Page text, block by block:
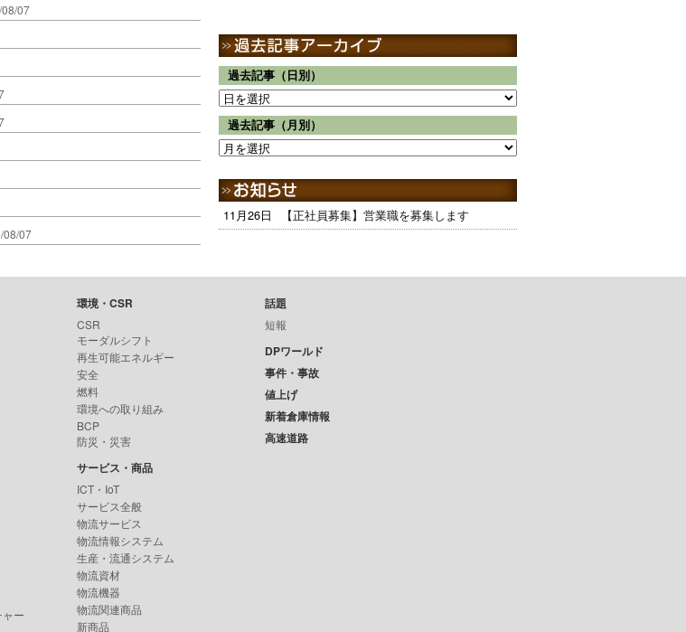
07
08/07
過去記事（日別）
過去記事（月別）
11月26日 【正社員募集】営業職を募集します
ー
環境・CSR
CSR
モーダルシフト
再生可能エネルギー
安全
燃料
環境への取り組み
BCP
防災・災害
サービス・商品
ICT・IoT
サービス全般
物流サービス
物流情報システム
生産・流通システム
物流資材
物流機器
物流関連商品
新商品
話題
短報
DPワールド
事件・事故
値上げ
新着倉庫情報
高速道路